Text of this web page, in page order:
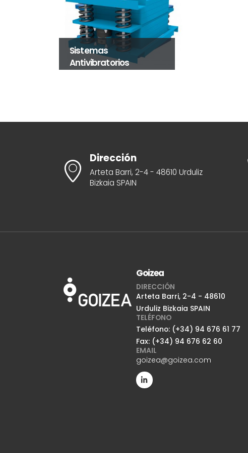
Sistemas
Antivibratorios
Dirección
Arteta Barri, 2-4 - 48610 Urduliz
Bizkaia SPAIN
Goizea
DIRECCIÓN
Arteta Barri, 2-4 - 48610
Urduliz Bizkaia SPAIN
TELÉFONO
Teléfono: (+34) 94 676 61 77
Fax: (+34) 94 676 62 60
EMAIL
goizea@goizea.com